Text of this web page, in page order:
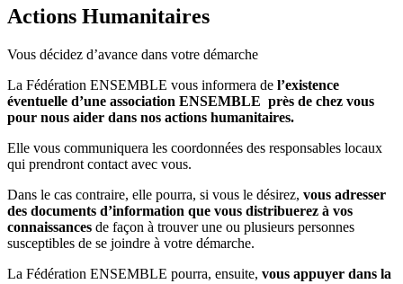
Actions Humanitaires
Vous décidez d’avance dans votre démarche
La Fédération ENSEMBLE vous informera de l’existence
éventuelle d’une association ENSEMBLE près de chez vous
pour nous aider dans nos actions humanitaires.
Elle vous communiquera les coordonnées des responsables locaux
qui prendront contact avec vous.
Dans le cas contraire, elle pourra, si vous le désirez, vous adresser
des documents d’information que vous distribuerez à vos
connaissances de façon à trouver une ou plusieurs personnes
susceptibles de se joindre à votre démarche.
La Fédération ENSEMBLE pourra, ensuite, vous appuyer dans la